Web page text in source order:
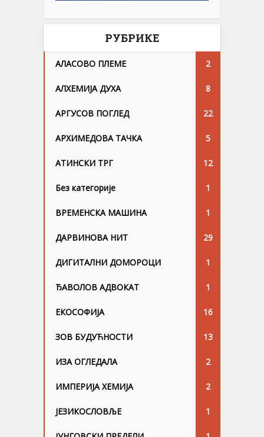
РУБРИКЕ
АЛАСОВО ПЛЕМЕ 2
АЛХЕМИЈА ДУХА 8
АРГУСОВ ПОГЛЕД 22
АРХИМЕДОВА ТАЧКА 5
АТИНСКИ ТРГ 12
Без категорије 1
ВРЕМЕНСКА МАШИНА 1
ДАРВИНОВА НИТ 29
ДИГИТАЛНИ ДОМОРОЦИ 1
ЂАВОЛОВ АДВОКАТ 1
ЕКОСОФИЈА 16
ЗОВ БУДУЋНОСТИ 13
ИЗА ОГЛЕДАЛА 2
ИМПЕРИЈА ХЕМИЈА 2
ЈЕЗИКОСЛОВЉЕ 1